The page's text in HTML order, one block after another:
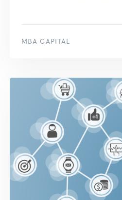
MBA CAPITAL